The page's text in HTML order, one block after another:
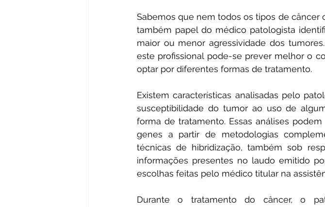
Sabemos que nem todos os tipos de
também papel do médico patologista
maior ou menor agressividade dos
este profissional pode-se prever melhor o
optar por diferentes formas de tratamento.
Existem características analisadas pelo
susceptibilidade do tumor ao uso de
forma de tratamento. Essas análises
genes a partir de metodologias
técnicas de hibridização, também sob
informações presentes no laudo emitido
escolhas feitas pelo médico titular na
Durante o tratamento do câncer, o